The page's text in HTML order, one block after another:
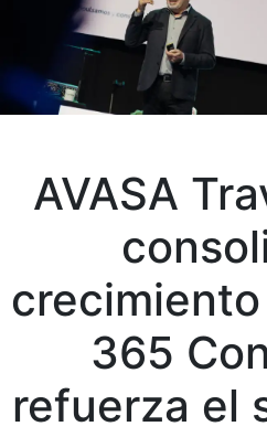
AVASA
crecimiento
365
refuerza el